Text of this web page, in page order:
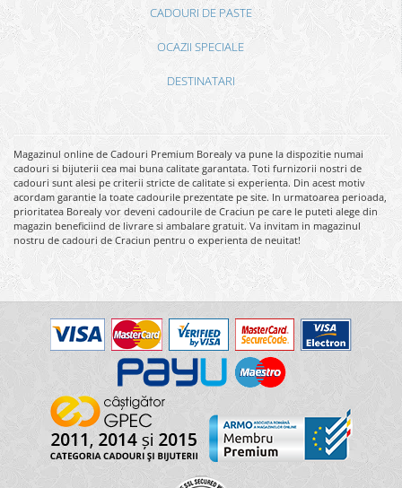
CADOURI DE PASTE
OCAZII SPECIALE
DESTINATARI
Magazinul online de Cadouri Premium Borealy va pune la dispozitie numai
cadouri si bijuterii cea mai buna calitate garantata. Toti furnizorii nostri de
cadouri sunt alesi pe criterii stricte de calitate si experienta. Din acest motiv
acordam garantie la toate cadourile prezentate pe site. In urmatoarea perioada,
prioritatea Borealy vor deveni cadourile de Craciun pe care le puteti alege din
magazin beneficiind de livrare si ambalare gratuit. Va invitam in magazinul
nostru de cadouri de Craciun pentru o experienta de neuitat!